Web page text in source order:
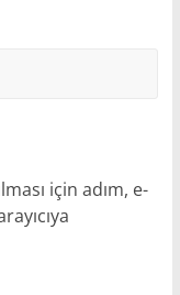
için adım, e-